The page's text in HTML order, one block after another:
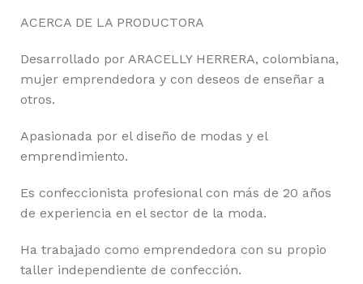
ACERCA DE LA PRODUCTORA
Desarrollado por ARACELLY HERRERA, colombiana,
mujer emprendedora y con deseos de enseñar a
otros.
Apasionada por el diseño de modas y el
emprendimiento.
Es confeccionista profesional con más de 20 años
de experiencia en el sector de la moda.
Ha trabajado como emprendedora con su propio
taller independiente de confección.